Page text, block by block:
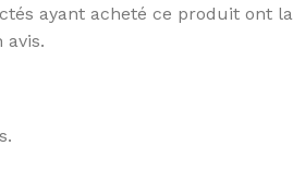
ayant acheté ce produit ont la
avis.